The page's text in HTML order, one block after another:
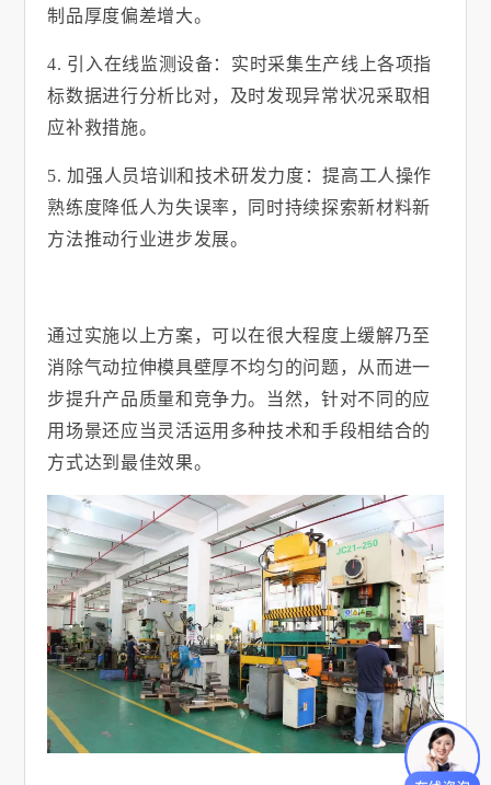
制品厚度偏差增大。
4. 引入在线监测设备：实时采集生产线上各项指
标数据进行分析比对，及时发现异常状况采取相
应补救措施。
5.加强人员培训和技术研发力度：提高工人操作
熟练度降低人为失误率，同时持续探索新材料新
方法推动行业进步发展。
通过实施以上方案，可以在很大程度上缓解乃至
消除气动拉伸模具壁厚不均匀的问题，从而进一
步提升产品质量和竞争力。当然，针对不同的应
用场景还应当灵活运用多种技术和手段相结合的
方式达到最佳效果。